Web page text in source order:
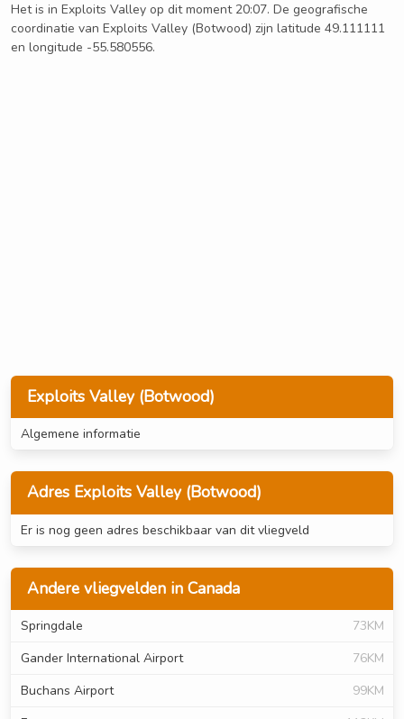
Exploits Valley (Botwood)
Algemene informatie
Adres Exploits Valley (Botwood)
Er is nog geen adres beschikbaar van dit vliegveld
Andere vliegvelden in Canada
Springdale
73KM
Gander International Airport
76KM
Buchans Airport
99KM
Het is in Exploits Valley op dit moment 20:07. De geografische
coordinatie van Exploits Valley (Botwood) zijn latitude 49.111111
en longitude -55.580556.